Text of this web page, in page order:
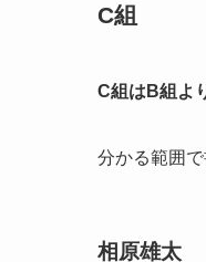
C組
C組はB組よ
分かる範囲で
相原雄太